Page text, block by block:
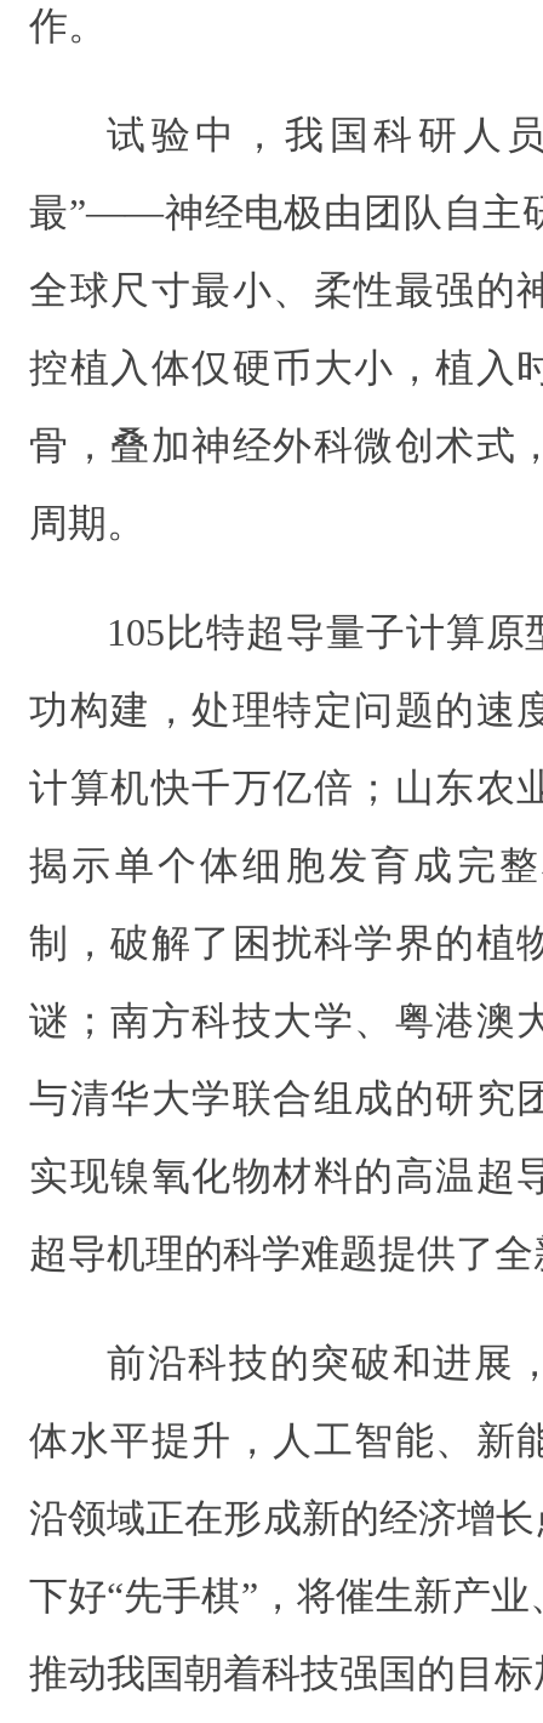
作。
试验中，我国科研人
最”——神经电极由团队自主
全球尺寸最小、柔性最强的
控植入体仅硬币大小，植入
骨，叠加神经外科微创术式
周期。
105比特超导量子计算原
功构建，处理特定问题的速
计算机快千万亿倍；山东农
揭示单个体细胞发育成完
制，破解了困扰科学界的植
谜；南方科技大学、粤港澳
与清华大学联合组成的研究
实现镍氧化物材料的高温超
超导机理的科学难题提供了
前沿科技的突破和进展
体水平提升，人工智能、新
沿领域正在形成新的经济增
下好“先手棋”，将催生新产
推动我国朝着科技强国的目